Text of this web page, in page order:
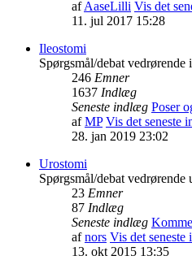
afAaseLilli Vis det
11. jul 2017 15:28
Ileostomi
Spørgsmål/debat vedrørende
246 Emner
1637 Indlæg
Seneste indlæg Poser
afMP Vis det seneste
28. jan 2019 23:02
Urostomi
Spørgsmål/debat vedrørende
23 Emner
87 Indlæg
Seneste indlæg
afnors Vis det
13. okt 2015 13:35